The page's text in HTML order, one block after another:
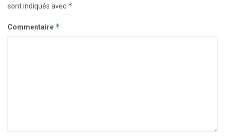
sont indiqués avec *
Commentaire *